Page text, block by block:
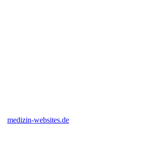
medizin-websites.de